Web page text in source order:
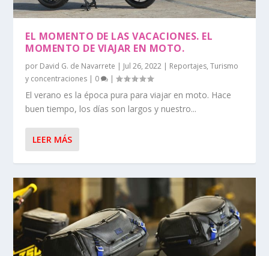
EL MOMENTO DE LAS VACACIONES. EL
MOMENTO DE VIAJAR EN MOTO.
por David G. de Navarrete | Jul 26, 2022 | Reportajes,Turismo
y concentraciones | 0 |
El verano es la época pura para viajar en moto. Hace
buen tiempo, los días son largos y nuestro...
LEER MÁS